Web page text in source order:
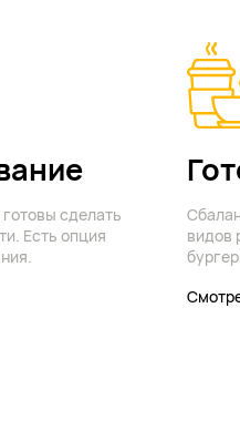
сделать
Есть опция
видов